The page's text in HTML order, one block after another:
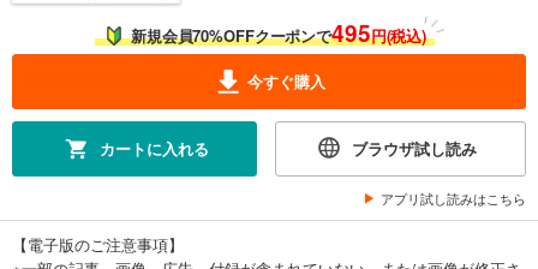
新規会員70%OFFクーポンで495円(税込)
今すぐ購入
カートに入れる ブラウザ試し読み
アプリ試し読みはこちら
【電子版のご注意事項】